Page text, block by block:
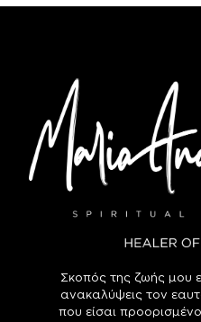
Σκοπός της ζωής μου
ανακαλύψεις τον
που είσαι